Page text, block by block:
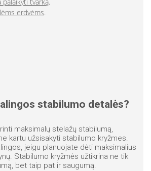
erdvėms.
stabilumo detalės?
maksimalų stelažų stabilumą,
kartu užsisakyti stabilumo kryžmes.
jeigu planuojate dėti maksimalius
Stabilumo kryžmės užtikrina ne tik
bet taip pat ir saugumą.